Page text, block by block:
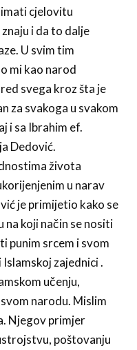
cjelovitu
i da to dalje
U svim tim
mi kao narod
svega kroz šta je
za svakoga u svakom
i sa Ibrahim ef.
Dedović.
života
u narav
je primijetio kako se
koji način se nositi
punim srcem i svom
zajednici .
učenju,
narodu. Mislim
Njegov primjer
poštovanju